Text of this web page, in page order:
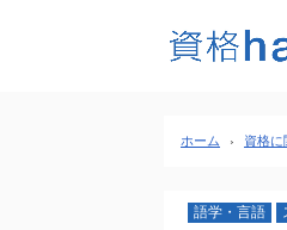
ホーム › 資格に
語学・言語